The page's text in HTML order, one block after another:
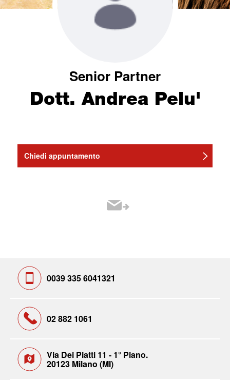
Senior Partner
Dott. Andrea Pelu'
Chiedi appuntamento
0039 335 6041321
02 882 1061
Via Dei Piatti 11 - 1° Piano.
20123 Milano (MI)